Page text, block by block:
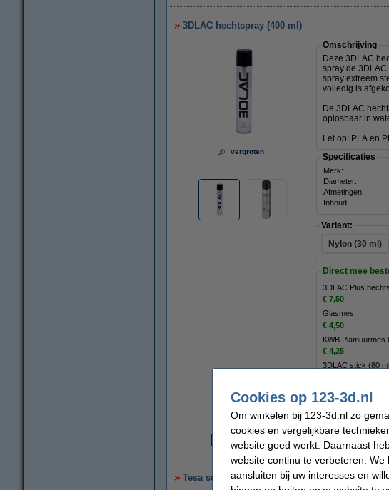
3DLAC hechtspray (400 ml)
vergroten
Omschrijving
Deze 3DLAC
spray de
spray extreem
volledig is
De 3DLAC
oplosbaar in
Let op: PLA en
Specificaties
Merk:
Diameter:
Afmetingen:
Inhoud:
Variant:
Nylon (30 ml)
Direct mee
3DLAC Plus
€ 7,50
Glasmes
€ 4,50
KWB Plamuurmes
€ 4,25
3DLAC stick (80
Morgen in
€ 11,50
€ 9,50 Excl. 21% BTW
Tesa schilderstape afdekplakband 50 mm x 50
Cookies op 123-3d.nl
Om winkelen bij 123-3d.nl zo
cookies en vergelijkbare
website goed werkt. Daarnaast
website continu te verbeteren.
aansluiten bij uw interesses en